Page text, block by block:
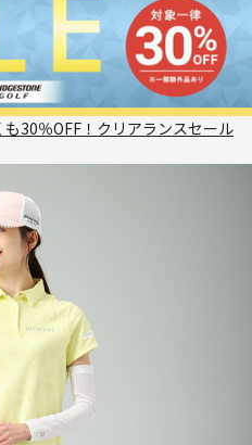
も30％OFF！クリアランスセール